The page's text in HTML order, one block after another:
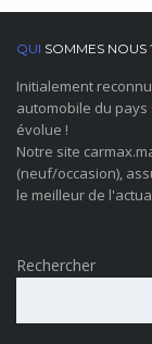
QUI SOMMES NOUS
Initialement
automobile du pays
évolue !
Notre site
(neuf/occasion),
le meilleur de
Rechercher